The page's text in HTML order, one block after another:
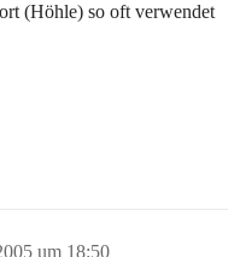
(Höhle) so oft verwendet
um 18:50